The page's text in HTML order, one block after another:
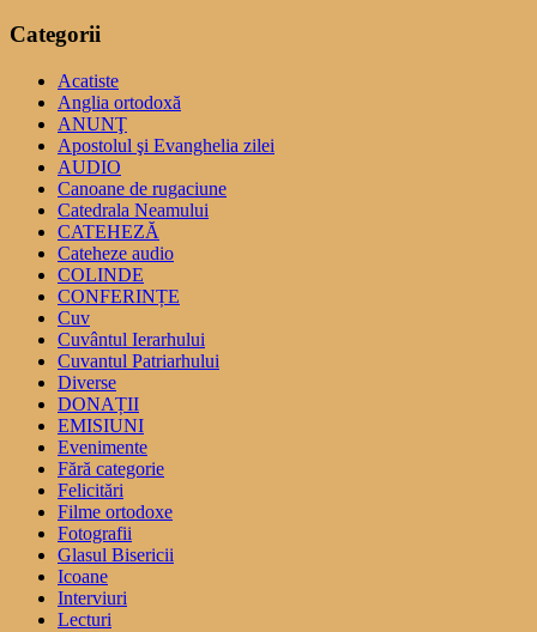
Categorii
Acatiste
Anglia ortodoxă
ANUNŢ
Apostolul şi Evanghelia zilei
AUDIO
Canoane de rugaciune
Catedrala Neamului
CATEHEZĂ
Cateheze audio
COLINDE
CONFERINȚE
Cuv
Cuvântul Ierarhului
Cuvantul Patriarhului
Diverse
DONAȚII
EMISIUNI
Evenimente
Fără categorie
Felicitări
Filme ortodoxe
Fotografii
Glasul Bisericii
Icoane
Interviuri
Lecturi